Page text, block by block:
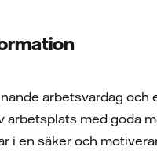
arbetsvardag och
arbetsplats med goda
i en säker och